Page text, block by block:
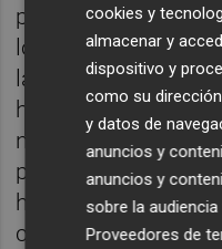
parte de la
los que crean sus
la selección del
ha valorado el
narrativa de la
propia, el rigor en
hechos, la
contribución del
cookies y
almacenar y
dispositivo y
como su
y datos de
anuncios y
anuncios y
sobre la
Proveedores de